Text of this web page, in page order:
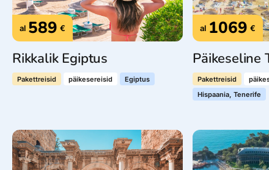
al 589 €
Rikkalik Egiptus
Pakettreisid päikesereisid Egiptus
al 1069 €
Päikeseline
Pakettreisid
Hispaania, Tenerife